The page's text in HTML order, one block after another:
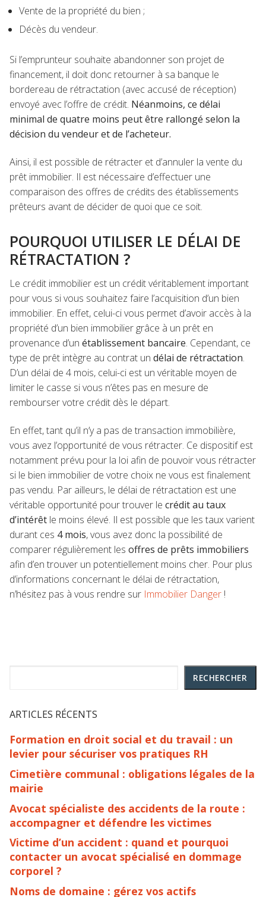
Vente de la propriété du bien ;
Décès du vendeur.
Si l’emprunteur souhaite abandonner son projet de
financement, il doit donc retourner à sa banque le
bordereau de rétractation (avec accusé de réception)
envoyé avec l’offre de crédit. Néanmoins, ce délai
minimal de quatre moins peut être rallongé selon la
décision du vendeur et de l’acheteur.
Ainsi, il est possible de rétracter et d’annuler la vente du
prêt immobilier. Il est nécessaire d’effectuer une
comparaison des offres de crédits des établissements
prêteurs avant de décider de quoi que ce soit.
POURQUOI UTILISER LE DÉLAI DE
RÉTRACTATION ?
Le crédit immobilier est un crédit véritablement important
pour vous si vous souhaitez faire l’acquisition d’un bien
immobilier. En effet, celui-ci vous permet d’avoir accès à la
propriété d’un bien immobilier grâce à un prêt en
provenance d’un établissement bancaire. Cependant, ce
type de prêt intègre au contrat un délai de rétractation.
D’un délai de 4 mois, celui-ci est un véritable moyen de
limiter le casse si vous n’êtes pas en mesure de
rembourser votre crédit dès le départ.
En effet, tant qu’il n’y a pas de transaction immobilière,
vous avez l’opportunité de vous rétracter. Ce dispositif est
notamment prévu pour la loi afin de pouvoir vous rétracter
si le bien immobilier de votre choix ne vous est finalement
pas vendu. Par ailleurs, le délai de rétractation est une
véritable opportunité pour trouver le crédit au taux
d’intérêt le moins élevé. Il est possible que les taux varient
durant ces 4 mois, vous avez donc la possibilité de
comparer régulièrement les offres de prêts immobiliers
afin d’en trouver un potentiellement moins cher. Pour plus
d’informations concernant le délai de rétractation,
n’hésitez pas à vous rendre sur Immobilier Danger !
RECHERCHER
ARTICLES RÉCENTS
Formation en droit social et du travail : un
levier pour sécuriser vos pratiques RH
Cimetière communal : obligations légales de la
mairie
Avocat spécialiste des accidents de la route :
accompagner et défendre les victimes
Victime d’un accident : quand et pourquoi
contacter un avocat spécialisé en dommage
corporel ?
Noms de domaine : gérez vos actifs